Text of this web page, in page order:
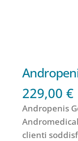
229,00 €
Andropenis
clienti